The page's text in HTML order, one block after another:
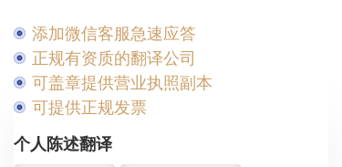
添加微信客服急速应答
正规有资质的翻译公司
可盖章提供营业执照副本
可提供正规发票
个人陈述翻译